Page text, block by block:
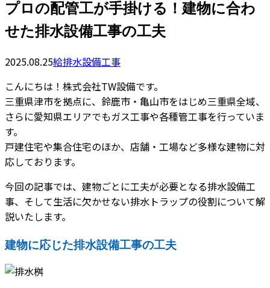
プロの配管工が手掛ける！建物に合わ
せた排水設備工事の工夫
2025.08.25給排水設備工事
こんにちは！株式会社TW設備です。
三重県津市を拠点に、鈴鹿市・亀山市をはじめ三重県全域、
さらに愛知県エリアでもガス工事や各種管工事を行っていま
す。
戸建住宅や集合住宅のほか、店舗・工場など多様な建物に対
応しております。
今回の記事では、建物ごとに工夫が必要となる排水設備工
事、そして生活に欠かせない排水トラップの役割について解
説いたします。
建物に応じた排水設備工事の工夫